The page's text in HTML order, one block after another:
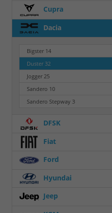
Cupra
Dacia
Bigster 14
Duster 32
Jogger 25
Sandero 10
Sandero Stepway 3
DFSK
Fiat
Ford
Hyundai
Jeep